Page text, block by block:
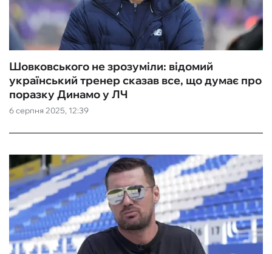
6 серпня 2025, 12:39
Шовковського не зрозуміли: відомий
український тренер сказав все, що думає про
поразку Динамо у ЛЧ